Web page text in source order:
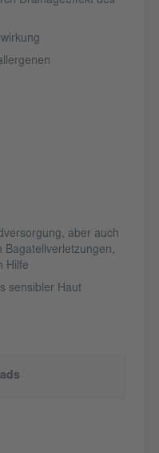
aber auch
Bagatellverletzungen,
Hilfe
sensibler Haut